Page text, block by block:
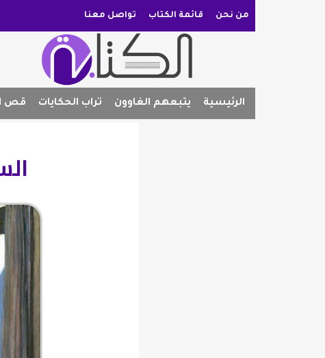
من نحن قائمة الكتاب تواصل معنا
الرئيسية يتبعهم الغاوون تراب الحكايات قص